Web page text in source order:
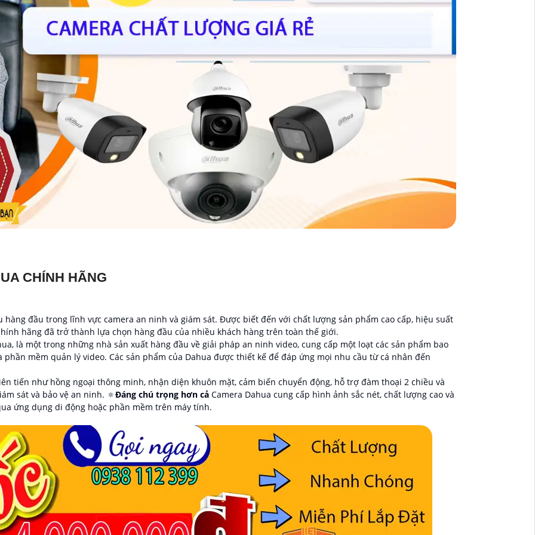
CHÍNH HÃNG
đầu trong lĩnh vực camera an ninh và giám sát. Được biết đến với chất lượng sản phẩm cao cấp, hiệu suất
hãng đã trở thành lựa chọn hàng đầu của nhiều khách hàng trên toàn thế giới.
là một trong những nhà sản xuất hàng đầu về giải pháp an ninh video, cung cấp một loạt các sản phẩm bao
phần mềm quản lý video. Các sản phẩm của Dahua được thiết kế để đáp ứng mọi nhu cầu từ cá nhân đến
tiến như hồng ngoại thông minh, nhận diện khuôn mặt, cảm biến chuyển động, hỗ trợ đàm thoại 2 chiều và
sát và bảo vệ an ninh. 🔅Đáng chú trọng hơn cả Camera Dahua cung cấp hình ảnh sắc nét, chất lượng cao và
ứng dụng di động hoặc phần mềm trên máy tính.